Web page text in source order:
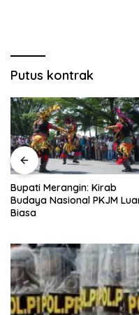
Putus kontrak
Minggu, 12 Juli 2026,
Merangin Bakal “Dibuat
Mabok” Penampilan 30 Grup